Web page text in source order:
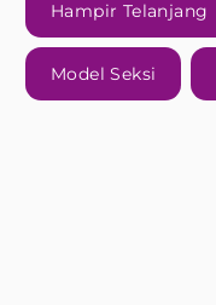
Hampir Telanjang
Model Seksi